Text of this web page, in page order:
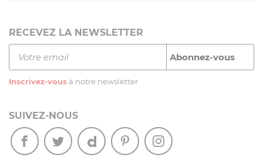
RECEVEZ LA NEWSLETTER
Inscrivez-vous à notre newsletter
SUIVEZ-NOUS